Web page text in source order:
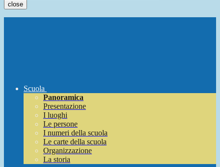
close
Scuola
Panoramica
Presentazione
I luoghi
Le persone
I numeri della scuola
Le carte della scuola
Organizzazione
La storia